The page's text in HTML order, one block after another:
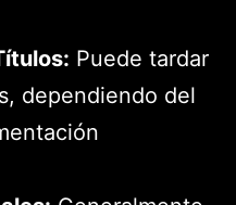
Puede tardar
dependiendo del